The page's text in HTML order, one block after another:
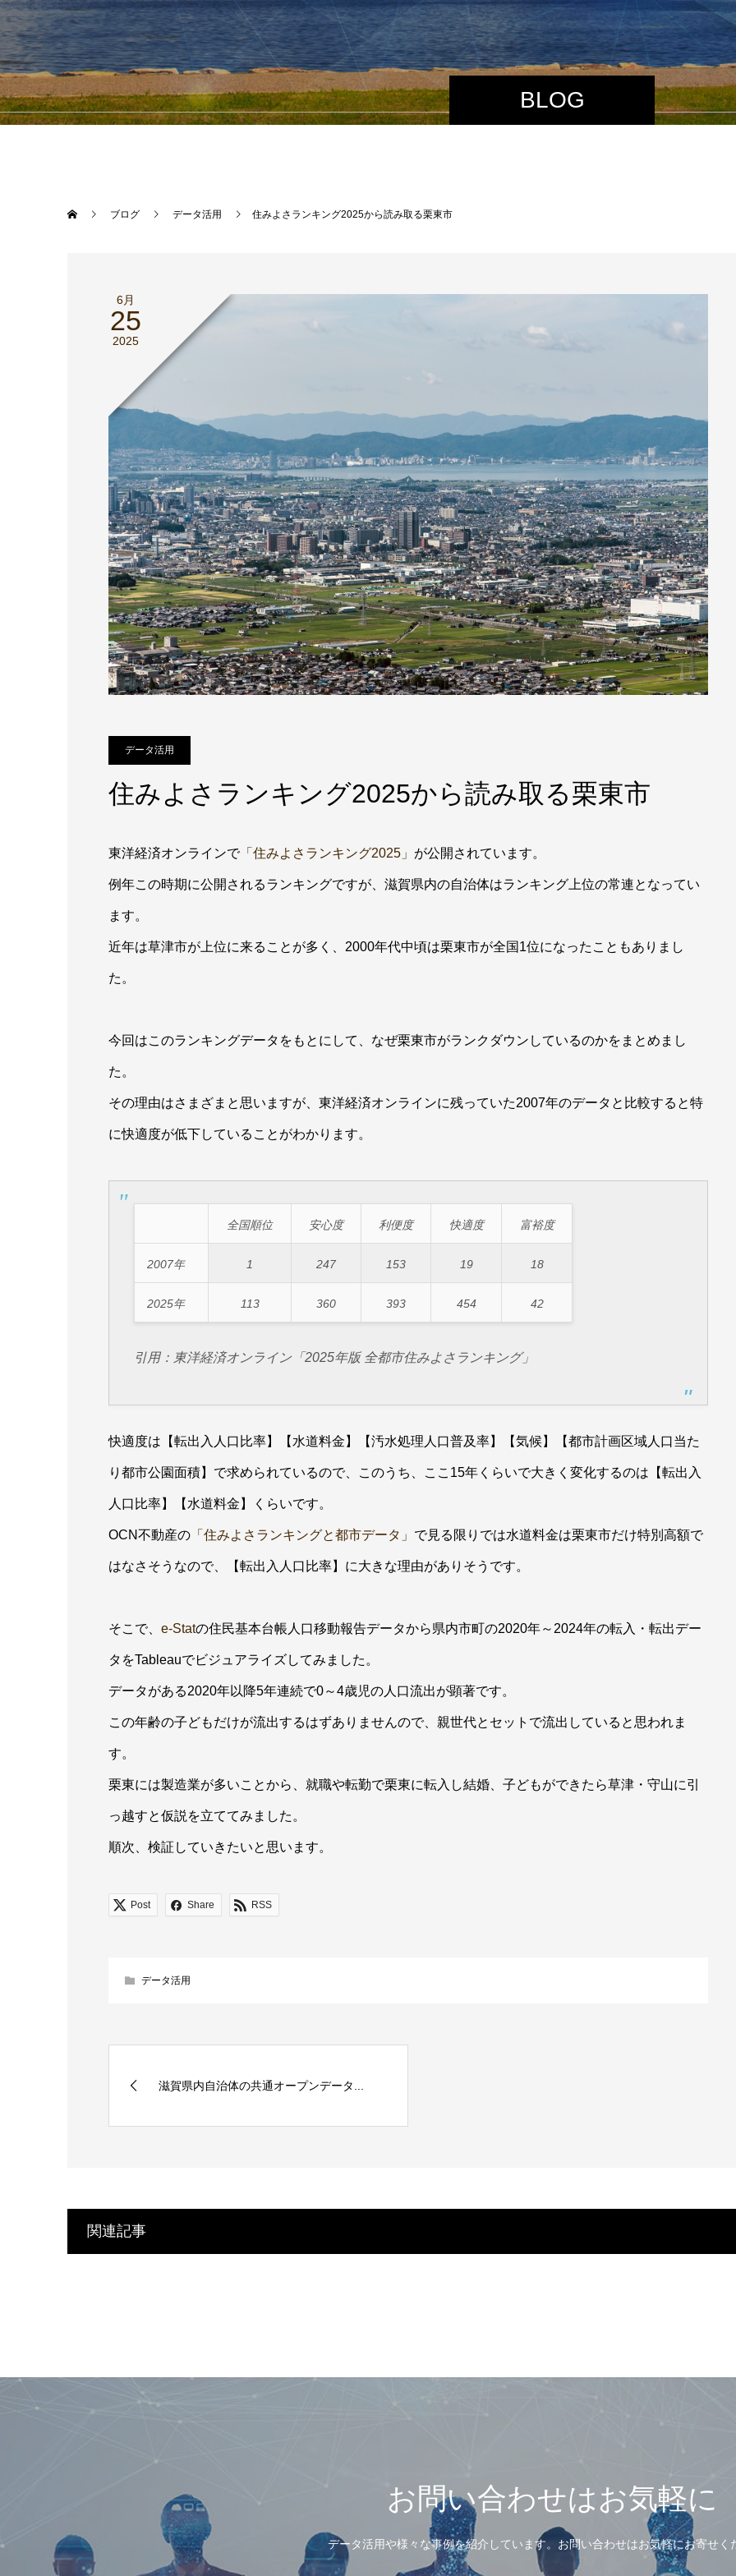
BLOG
ブログ データ活用 住みよさランキング2025から読み取る栗東市
6月
25
2025
データ活用
住みよさランキング2025から読み取る栗東市
東洋経済オンラインで「住みよさランキング2025」 が公開されています。
例年この時期に公開されるランキングですが、滋賀県内の自治体はランキング上位の常連となってい
ます。
近年は草津市が上位に来ることが多く、2000年代中頃は栗東市が全国1位になったこともありまし
た。
今回はこのランキングデータをもとにして、なぜ栗東市がランクダウンしているのかをまとめまし
た。
その理由はさまざまと思いますが、東洋経済オンラインに残っていた2007年のデータと比較すると特
に快適度が低下していることがわかります。
全国順位 安心度 利便度 快適度 富裕度
2007年 1 247 153 19 18
2025年 113 360 393 454 42
引用：東洋経済オンライン「2025年版 全都市住みよさランキング」
快適度は【転出入人口比率】【水道料金】【汚水処理人口普及率】【気候】【都市計画区域人口当た
り都市公園面積】で求められているので、このうち、ここ15年くらいで大きく変化するのは【転出入
人口比率】【水道料金】くらいです。
OCN不動産の 「住みよさランキングと都市データ」 で見る限りでは水道料金は栗東市だけ特別高額で
はなさそうなので、【転出入人口比率】に大きな理由がありそうです。
そこで、 e-Statの住民基本台帳人口移動報告データから県内市町の2020年～2024年の転入・転出デー
タをTableauでビジュアライズしてみました。
データがある2020年以降5年連続で0～4歳児の人口流出が顕著です。
この年齢の子どもだけが流出するはずありませんので、親世代とセットで流出していると思われま
す。
栗東には製造業が多いことから、就職や転勤で栗東に転入し結婚、子どもができたら草津・守山に引
っ越すと仮説を立ててみました。
順次、検証していきたいと思います。
Post Share RSS
データ活用
滋賀県内自治体の共通オープンデータ...
関連記事
お問い合わせはお気軽に
データ活用や様々な事例を紹介しています。お問い合わせはお気軽にお寄せく